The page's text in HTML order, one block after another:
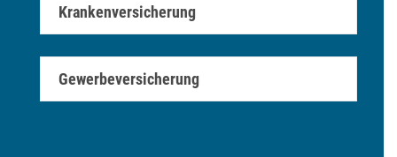
Krankenversicherung
Gewerbeversicherung